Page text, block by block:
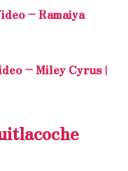
– Ramaiya
– Miley Cyrus |